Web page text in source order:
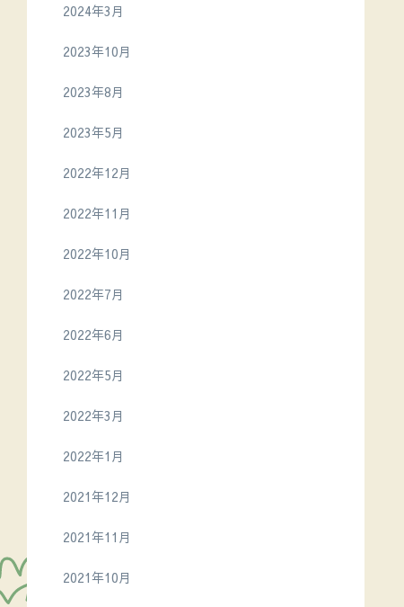
2024年3月
2023年10月
2023年8月
2023年5月
2022年12月
2022年11月
2022年10月
2022年7月
2022年6月
2022年5月
2022年3月
2022年1月
2021年12月
2021年11月
2021年10月